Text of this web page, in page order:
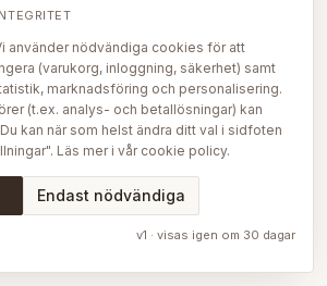
använder nödvändiga cookies för att
(varukorg, inloggning, säkerhet) samt
marknadsföring och personalisering.
(t.ex. analys- och betallösningar) kan
kan när som helst ändra ditt val i sidfoten
Läs mer i vår cookie policy.
att ge dig en bättre upplevelse använder
bl.a. för smartare sök- och
och redigera delar av vårt redaktionella
Endast nödvändiga
v1 · visas igen om 30 dagar